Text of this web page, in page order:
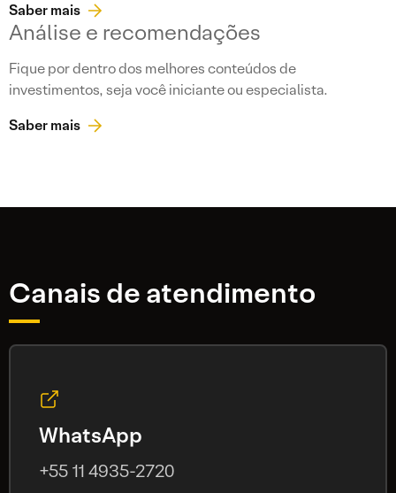
Saber mais
Análise e recomendações
Fique por dentro dos melhores conteúdos de
investimentos, seja você iniciante ou especialista.
Saber mais
Canais de atendimento
WhatsApp
+55 11 4935-2720